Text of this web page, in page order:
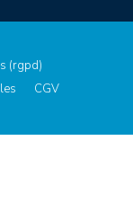
(rgpd)
CGV